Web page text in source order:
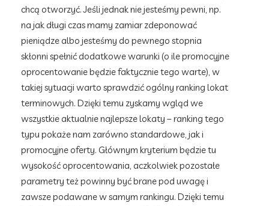
chcą otworzyć. Jeśli jednak nie jesteśmy pewni, np.
na jak długi czas mamy zamiar zdeponować
pieniądze albo jesteśmy do pewnego stopnia
skłonni spełnić dodatkowe warunki (o ile promocyjne
oprocentowanie będzie faktycznie tego warte), w
takiej sytuacji warto sprawdzić ogólny ranking lokat
terminowych. Dzięki temu zyskamy wgląd we
wszystkie aktualnie najlepsze lokaty – ranking tego
typu pokaże nam zarówno standardowe, jak i
promocyjne oferty. Głównym kryterium będzie tu
wysokość oprocentowania, aczkolwiek pozostałe
parametry też powinny być brane pod uwagę i
zawsze podawane w samym rankingu. Dzięki temu